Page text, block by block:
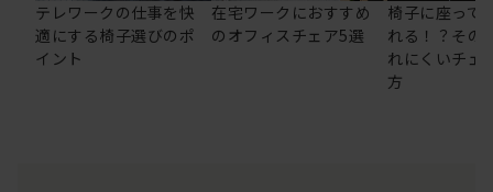
テレワークの仕事を快
適にする椅子選びのポ
イント
在宅ワークにおすすめ
のオフィスチェア5選
椅子に座って
れる！？その
れにくいチェ
方